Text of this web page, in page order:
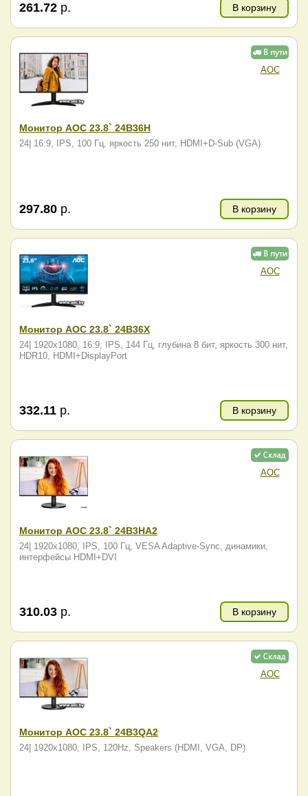
261.72 р. В корзину
AOC
Монитор AOC 23.8` 24B36H
24| 16:9, IPS, 100 Гц, яркость 250 нит, HDMI+D-Sub (VGA)
297.80 р. В корзину
AOC
Монитор AOC 23.8` 24B36X
24| 1920x1080, 16:9, IPS, 144 Гц, глубина 8 бит, яркость 300 нит,
HDR10, HDMI+DisplayPort
332.11 р. В корзину
AOC
Монитор AOC 23.8` 24B3HA2
24| 1920x1080, IPS, 100 Гц, VESA Adaptive-Sync, динамики,
интерфейсы HDMI+DVI
310.03 р. В корзину
AOC
Монитор AOC 23.8` 24B3QA2
24| 1920x1080, IPS, 120Hz, Speakers (HDMI, VGA, DP)